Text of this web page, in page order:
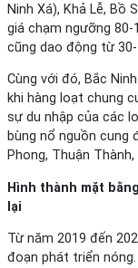
Ninh Xá), Khả Lễ, Bồ
giá chạm ngưỡng
cũng dao động từ
Cùng với đó, Bắc
khi hàng loạt chung
sự du nhập của các
bùng nổ nguồn cung
Phong, Thuận
Hình thành mặt
lại
Từ năm 2019 đến
đoạn phát triển